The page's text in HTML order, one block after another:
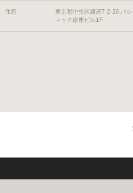
住所
東京都中央区銀座7-2-20 パシ
ィック銀座ビル1F